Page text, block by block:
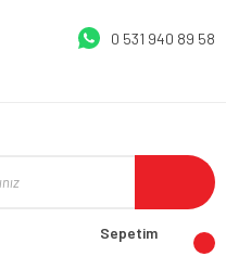
0 531 940 89 58
Sepetim